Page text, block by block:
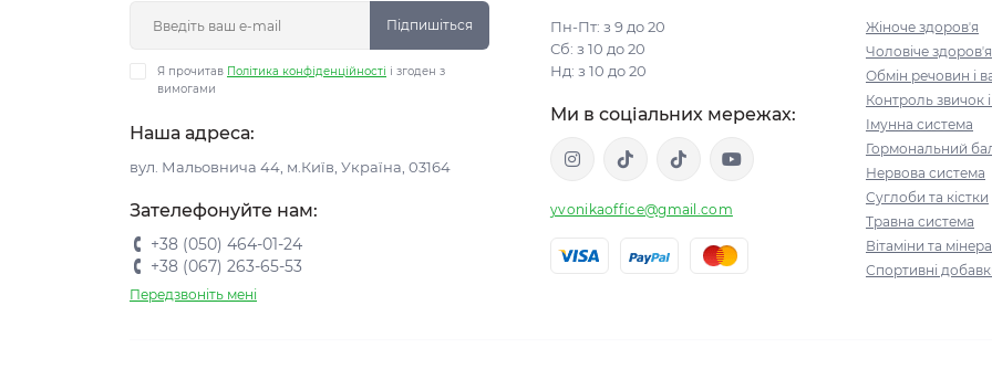
Підпишіться
Я прочитав Політика конфіденційності і згоден з
вимогами
Наша адреса:
вул. Мальовнича 44, м.Київ, Україна, 03164
Зателефонуйте нам:
+38 (050) 464-01-24
+38 (067) 263-65-53
Передзвоніть мені
Пн-Пт: з 9 до 20
Сб: з 10 до 20
Нд: з 10 до 20
Ми в соціальних мережах:
yvonikaoffice@gmail.com
Жіноче здоровʼя
Чоловіче здоровʼя
Обмін речовин і
Контроль звичок
Імунна система
Гормональний
Нервова система
Суглоби та кістки
Травна система
Вітаміни та
Спортивні